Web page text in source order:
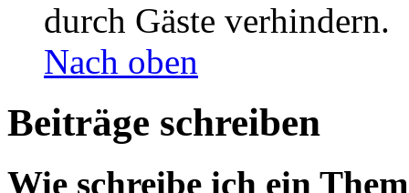
durch Gäste verhindern.
Nach oben
Beiträge schreiben
Wie schreibe ich ein